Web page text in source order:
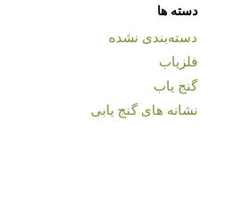
دسته ها
دسته‌بندی نشده
فلزیاب
گنج یاب
نشانه های گنج یابی